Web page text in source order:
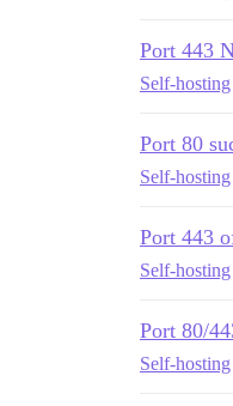
Port 443
Self-hosting
Port 80
Self-hosting
Port 443
Self-hosting
Port 80/
Self-hosting